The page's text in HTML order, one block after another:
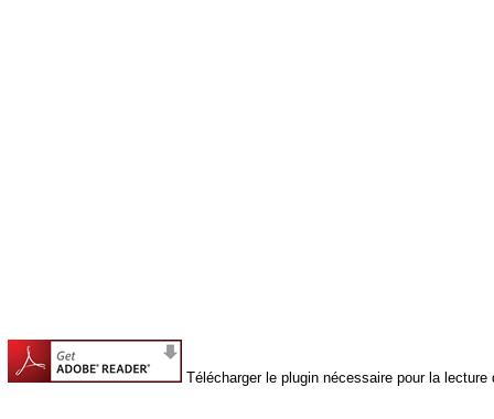
Télécharger le plugin nécessaire pour la lecture